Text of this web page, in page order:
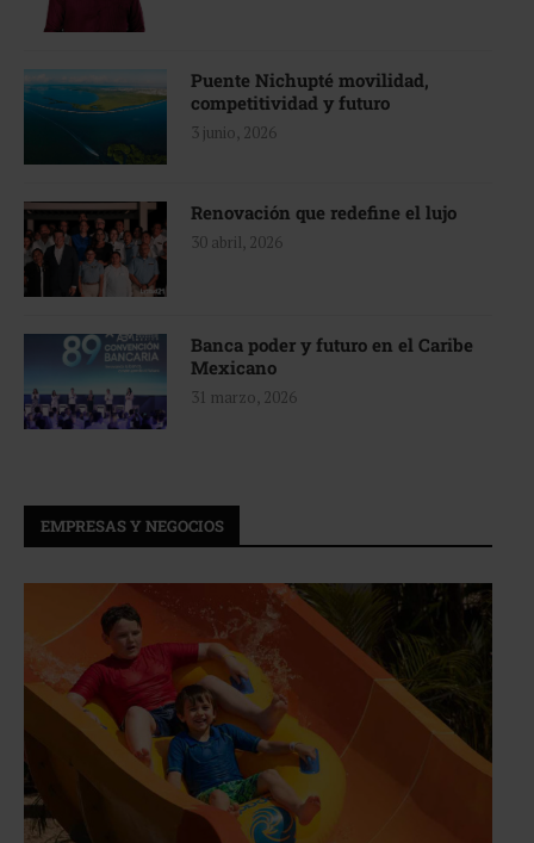
Puente Nichupté movilidad,
competitividad y futuro
3 junio, 2026
Renovación que redefine el lujo
30 abril, 2026
Banca poder y futuro en el Caribe
Mexicano
31 marzo, 2026
EMPRESAS Y NEGOCIOS